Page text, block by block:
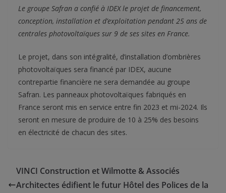
Le groupe Safran a confié à IDEX le projet de financement,
conception, installation et d’exploitation pendant 25 ans de
centrales photovoltaïques sur 9 de ses sites en France.
Le projet, dans son intégralité, d’installation d’ombrières
photovoltaïques sera financé par IDEX, aucune
contrepartie financière ne sera demandée au groupe
Safran. Les panneaux photovoltaïques fabriqués en
France seront mis en service entre fin 2023 et mi-2024. Ils
seront en mesure de produire de 10 à 25% des besoins
en électricité de chacun des sites.
VINCI Construction et Wilmotte & Associés
Architectes édifient le futur Hôtel des Polices de la